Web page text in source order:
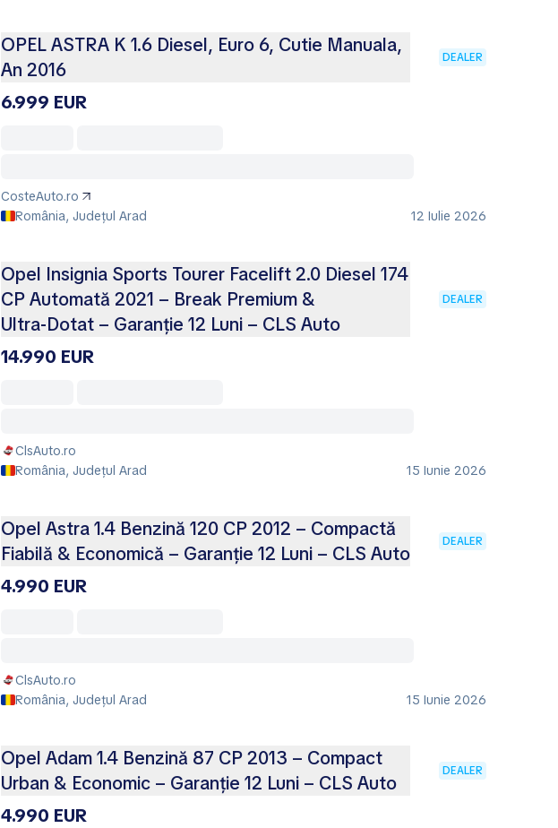
OPEL ASTRA K 1.6 Diesel, Euro 6, Cutie Manuala,
An 2016
DEALER
6.999 EUR
CosteAuto.ro
România, Județul Arad
12 Iulie 2026
Opel Insignia Sports Tourer Facelift 2.0 Diesel 174
CP Automată 2021 – Break Premium &
Ultra‑Dotat – Garanție 12 Luni – CLS Auto
DEALER
14.990 EUR
ClsAuto.ro
România, Județul Arad
15 Iunie 2026
Opel Astra 1.4 Benzină 120 CP 2012 – Compactă
Fiabilă & Economică – Garanție 12 Luni – CLS Auto
DEALER
4.990 EUR
ClsAuto.ro
România, Județul Arad
15 Iunie 2026
Opel Adam 1.4 Benzină 87 CP 2013 – Compact
Urban & Economic – Garanție 12 Luni – CLS Auto
DEALER
4.990 EUR